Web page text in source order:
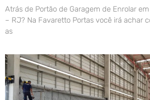
Atrás de Portão de Garagem de Enrolar
– RJ? Na Favaretto Portas você irá achar
as